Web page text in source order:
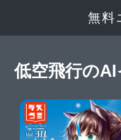
無料
低空飛行の